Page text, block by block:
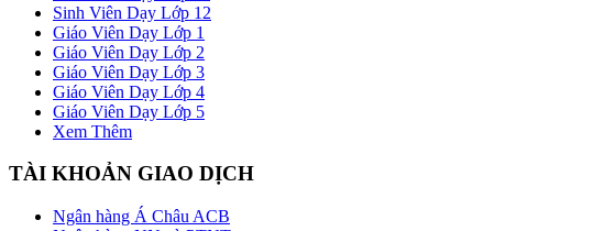
Sinh Viên Dạy Lớp 12
Giáo Viên Dạy Lớp 1
Giáo Viên Dạy Lớp 2
Giáo Viên Dạy Lớp 3
Giáo Viên Dạy Lớp 4
Giáo Viên Dạy Lớp 5
Xem Thêm
TÀI KHOẢN GIAO DỊCH
Ngân hàng Á Châu ACB